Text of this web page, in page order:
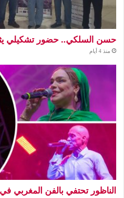
حسن السلكي.. حضور تشكيلي
منذ 4 أيام
الناظور تحتفي بالفن المغربي